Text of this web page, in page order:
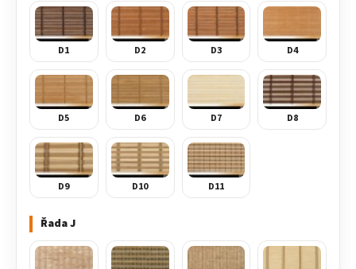
D1 D2 D3 D4
D5 D6 D7 D8
D9 D10 D11
Řada J